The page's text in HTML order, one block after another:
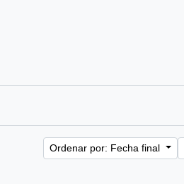
Ordenar por: Fecha final